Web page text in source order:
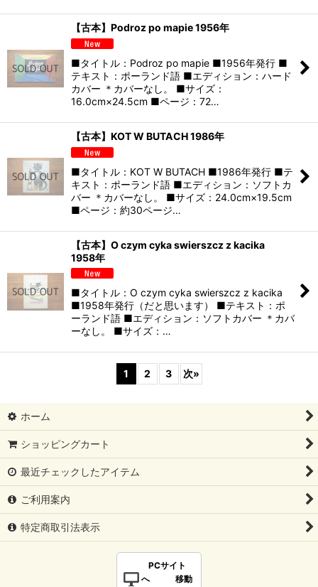
【古本】Podroz po mapie 1956年
■タイトル：Podroz po mapie ■1956年発行 ■
テキスト：ポーランド語 ■エディション：ハード
カバー ＊カバーなし。 ■サイズ：
16.0cm×24.5cm ■ページ：72…
【古本】KOT W BUTACH 1986年
■タイトル：KOT W BUTACH ■1986年発行 ■テ
キスト：ポーランド語 ■エディション：ソフトカ
バー ＊カバーなし。 ■サイズ：24.0cm×19.5cm
■ページ：約30ページ…
【古本】O czym cyka swierszcz z kacika
1958年
■タイトル：O czym cyka swierszcz z kacika
■1958年発行（だと思います） ■テキスト：ポ
ーランド語 ■エディション：ソフトカバー ＊カバ
ーなし。 ■サイズ：…
1 2 3 次»
ホーム
ショッピングカート
最近チェックしたアイテム
ご利用案内
特定商取引法表示
PCサイト
へ 移動